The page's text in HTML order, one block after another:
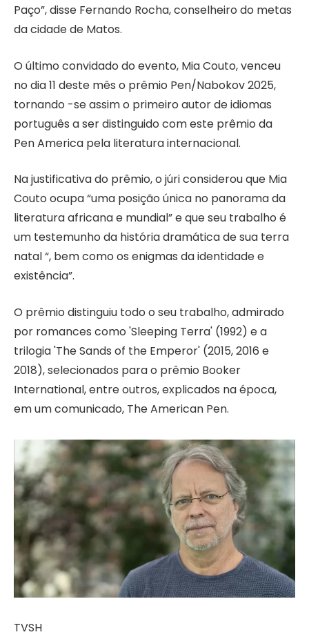
Paço”, disse Fernando Rocha, conselheiro do metas
da cidade de Matos.
O último convidado do evento, Mia Couto, venceu
no dia 11 deste mês o prêmio Pen/Nabokov 2025,
tornando -se assim o primeiro autor de idiomas
português a ser distinguido com este prêmio da
Pen America pela literatura internacional.
Na justificativa do prêmio, o júri considerou que Mia
Couto ocupa “uma posição única no panorama da
literatura africana e mundial” e que seu trabalho é
um testemunho da história dramática de sua terra
natal “, bem como os enigmas da identidade e
existência”.
O prêmio distinguiu todo o seu trabalho, admirado
por romances como 'Sleeping Terra' (1992) e a
trilogia 'The Sands of the Emperor' (2015, 2016 e
2018), selecionados para o prêmio Booker
International, entre outros, explicados na época,
em um comunicado, The American Pen.
TVSH